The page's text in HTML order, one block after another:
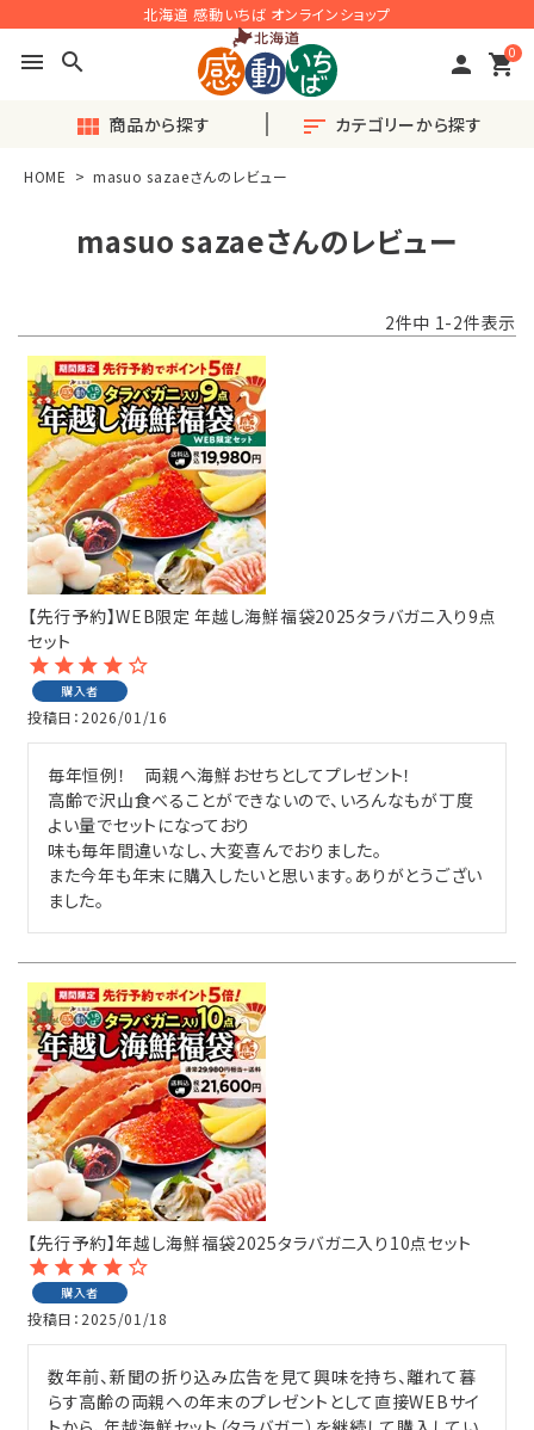
北海道 感動いちば オンラインショップ
menu search person 0
shopping_cart
view_module 商品から探す sort カテゴリーから探す
ようこそ ゲスト 様
meeting_room ログイン person 会員登録
◎おすすめ◎旬の産直品
♪毎月楽しい〈定期便〉
感動ギフト
セット商品
単品商品
感動いちばのこだわり
カンドーマガジン
簡単！おいしい♪楽うまレシピ
お客様の声〈レビュー紹介〉
ご利用ガイド
会員登録
ポイントについて
よくあるご質問
お問い合わせ
HOME masuo sazaeさんのレビュー
masuo sazaeさんのレビュー
2件中 1-2件表示
【先行予約】WEB限定 年越し海鮮福袋2025タラバガニ入り9点
セット
購入者
投稿日 2026/01/16
毎年恒例！　両親へ海鮮おせちとしてプレゼント！
高齢で沢山食べることができないので、いろんなもが丁度
よい量でセットになっており
味も毎年間違いなし、大変喜んでおりました。
また今年も年末に購入したいと思います。ありがとうござい
【先行予約】年越し海鮮福袋2025タラバガニ入り10点セット
購入者
投稿日 2025/01/18
数年前、新聞の折り込み広告を見て興味を持ち、離れて暮
らす高齢の両親への年末のプレゼントとして直接WEBサイ